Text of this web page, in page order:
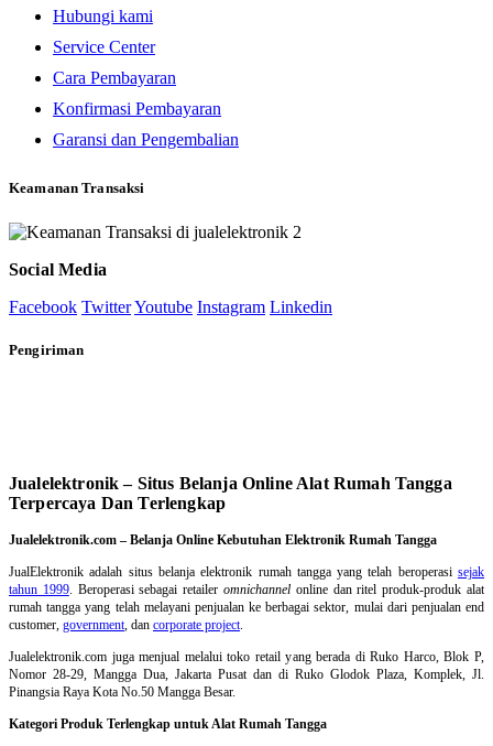
Hubungi kami
Service Center
Cara Pembayaran
Konfirmasi Pembayaran
Garansi dan Pengembalian
Keamanan Transaksi
Social Media
Facebook TwitterYoutube Instagram Linkedin
Pengiriman
Jualelektronik – Situs Belanja Online Alat Rumah Tangga
Terpercaya Dan Terlengkap
Jualelektronik.com – Belanja Online Kebutuhan Elektronik Rumah Tangga
JualElektronik adalah situs belanja elektronik rumah tanggayang telah beroperasisejak
tahun 1999. Beroperasi sebagai retaileromnichannel online dan ritel produk-produk alat
rumah tangga yang telah melayani penjualan ke berbagai sektor, mulai dari penjualan end
customer, government, dan corporate project.
Jualelektronik.com juga menjual melalui toko retail yang berada di Ruko Harco, Blok P,
Nomor 28-29, Mangga Dua, Jakarta Pusat dan di Ruko Glodok Plaza, Komplek, Jl.
Pinangsia Raya Kota No.50 Mangga Besar.
Kategori Produk Terlengkap untuk Alat Rumah Tangga